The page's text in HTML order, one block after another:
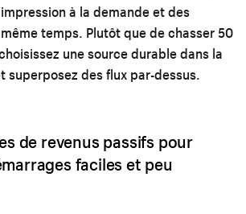
à la demande et des
temps. Plutôt que de chasser 50
une source durable dans la
superposez des flux par-dessus.
de revenus passifs pour
faciles et peu